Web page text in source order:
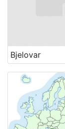
Bjelovar